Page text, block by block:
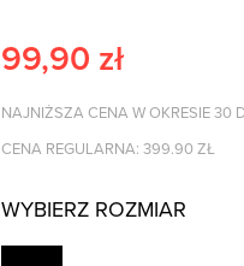
99,90 zł
NAJNIŻSZA CENA W OKRESIE 30
CENA REGULARNA: 399.90 ZŁ
WYBIERZ ROZMIAR